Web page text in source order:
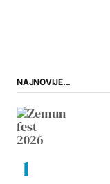
NAJNOVIJE...